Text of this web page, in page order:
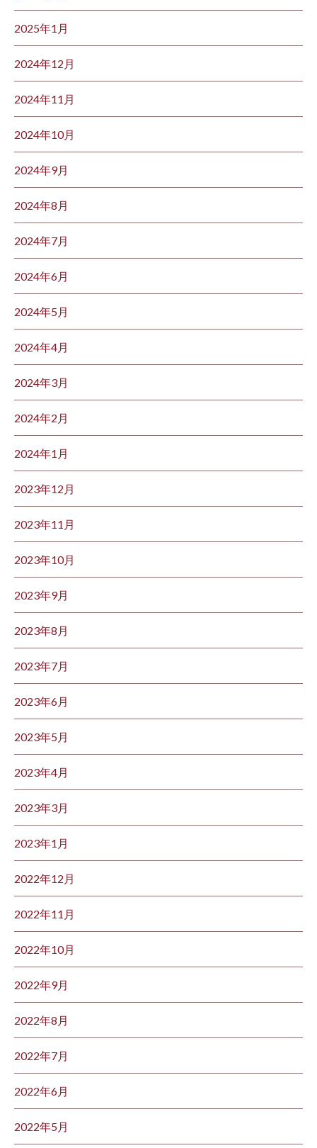
2025年1月
2024年12月
2024年11月
2024年10月
2024年9月
2024年8月
2024年7月
2024年6月
2024年5月
2024年4月
2024年3月
2024年2月
2024年1月
2023年12月
2023年11月
2023年10月
2023年9月
2023年8月
2023年7月
2023年6月
2023年5月
2023年4月
2023年3月
2023年1月
2022年12月
2022年11月
2022年10月
2022年9月
2022年8月
2022年7月
2022年6月
2022年5月